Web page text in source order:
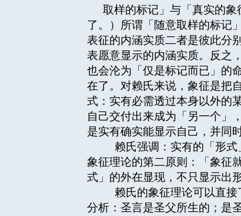
取样的标记」与「真实的
了。）所谓「随意取样的标记
表征的内涵实质二者是彼此分
表愿意显示的内涵实质。反之
也会沦为「仅是标记而已」的
在了。对赖氏来说，象征是把
式：实有必需透过本身以外的
自己交付出来成为「另一个」
是实有确实能显示自己，并同
赖氏强调：实有的「形式
象征理论的第二原则：「象征
式」的外在显现，不只显示出
赖氏的象征理论可以直接
分析：圣言是圣父所生的；是